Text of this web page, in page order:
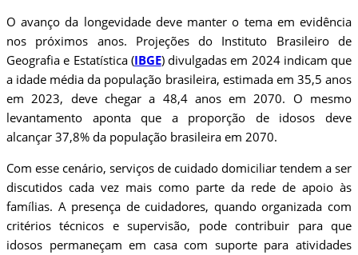
O avanço da longevidade deve manter o tema em evidência
nos próximos anos. Projeções do Instituto Brasileiro de
Geografia e Estatística (IBGE) divulgadas em 2024 indicam que
a idade média da população brasileira, estimada em 35,5 anos
em 2023, deve chegar a 48,4 anos em 2070. O mesmo
levantamento aponta que a proporção de idosos deve
alcançar 37,8% da população brasileira em 2070.
Com esse cenário, serviços de cuidado domiciliar tendem a ser
discutidos cada vez mais como parte da rede de apoio às
famílias. A presença de cuidadores, quando organizada com
critérios técnicos e supervisão, pode contribuir para que
idosos permaneçam em casa com suporte para atividades